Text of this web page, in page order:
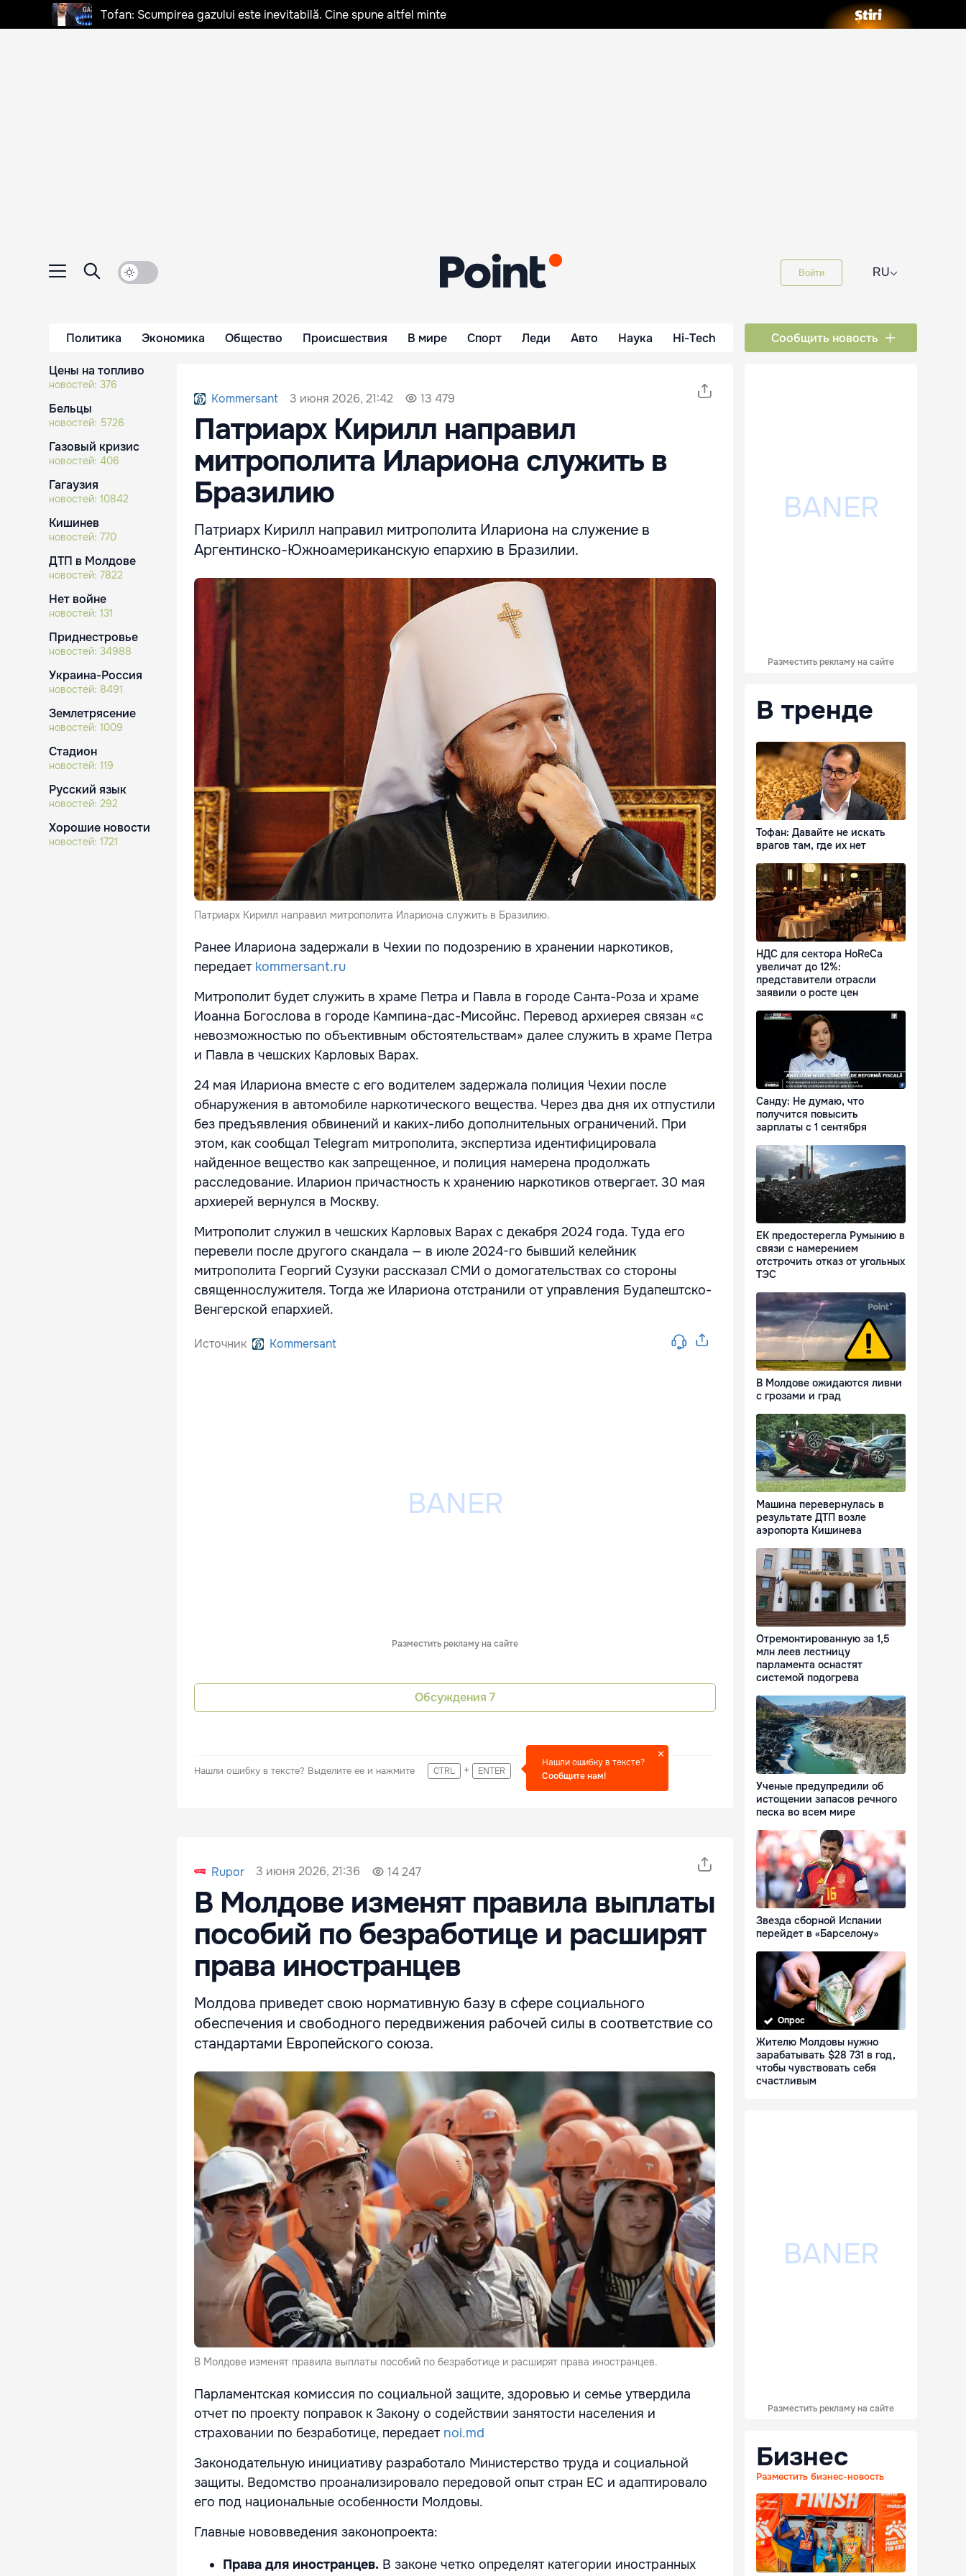
Tofan: Scumpirea gazului este inevitabilă. Cine spune altfel minte
Войти RU⌵
Политика Экономика Общество Происшествия В мире Спорт Леди Авто Наука Hi-Tech Сообщить новость
Цены на топливо
новостей: 376
Бельцы
новостей: 5726
Газовый кризис
новостей: 406
Гагаузия
новостей: 10842
Кишинев
новостей: 770
ДТП в Молдове
новостей: 7822
Нет войне
новостей: 131
Приднестровье
новостей: 34988
Украина-Россия
новостей: 8491
Землетрясение
новостей: 1009
Стадион
новостей: 119
Русский язык
новостей: 292
Хорошие новости
новостей: 1721
Kommersant 3 июня 2026, 21:42 13 479
Патриарх Кирилл направил
митрополита Илариона служить в
Бразилию
Патриарх Кирилл направил митрополита Илариона на служение в
Аргентинско-Южноамериканскую епархию в Бразилии.
Патриарх Кирилл направил митрополита Илариона служить в Бразилию.
Ранее Илариона задержали в Чехии по подозрению в хранении наркотиков,
передает kommersant.ru
Митрополит будет служить в храме Петра и Павла в городе Санта-Роза и храме
Иоанна Богослова в городе Кампина-дас-Мисойнс. Перевод архиерея связан «с
невозможностью по объективным обстоятельствам» далее служить в храме Петра
и Павла в чешских Карловых Варах.
24 мая Илариона вместе с его водителем задержала полиция Чехии после
обнаружения в автомобиле наркотического вещества. Через два дня их отпустили
без предъявления обвинений и каких-либо дополнительных ограничений. При
этом, как сообщал Telegram митрополита, экспертиза идентифицировала
найденное вещество как запрещенное, и полиция намерена продолжать
расследование. Иларион причастность к хранению наркотиков отвергает. 30 мая
архиерей вернулся в Москву.
Митрополит служил в чешских Карловых Варах с декабря 2024 года. Туда его
перевели после другого скандала — в июле 2024-го бывший келейник
митрополита Георгий Сузуки рассказал СМИ о домогательствах со стороны
священнослужителя. Тогда же Илариона отстранили от управления Будапештско-
Венгерской епархией.
Источник Kommersant
Разместить рекламу на сайте
Обсуждения 7
Нашли ошибку в тексте? Выделите ее и нажмите CTRL + ENTER
Нашли ошибку в тексте?
Сообщите нам!
Rupor 3 июня 2026, 21:36 14 247
В Молдове изменят правила выплаты
пособий по безработице и расширят
права иностранцев
Молдова приведет свою нормативную базу в сфере социального
обеспечения и свободного передвижения рабочей силы в соответствие со
стандартами Европейского союза.
В Молдове изменят правила выплаты пособий по безработице и расширят права иностранцев.
Парламентская комиссия по социальной защите, здоровью и семье утвердила
отчет по проекту поправок к Закону о содействии занятости населения и
страховании по безработице, передает noi.md
Законодательную инициативу разработало Министерство труда и социальной
защиты. Ведомство проанализировало передовой опыт стран ЕС и адаптировало
его под национальные особенности Молдовы.
Главные нововведения законопроекта:
Права для иностранцев. В законе четко определят категории иностранных
Разместить рекламу на сайте
В тренде
Тофан: Давайте не искать
врагов там, где их нет
НДС для сектора HoReCa
увеличат до 12%:
представители отрасли
заявили о росте цен
Санду: Не думаю, что
получится повысить
зарплаты с 1 сентября
ЕК предостерегла Румынию в
связи с намерением
отстрочить отказ от угольных
ТЭС
В Молдове ожидаются ливни
с грозами и град
Машина перевернулась в
результате ДТП возле
аэропорта Кишинева
Отремонтированную за 1,5
млн леев лестницу
парламента оснастят
системой подогрева
Ученые предупредили об
истощении запасов речного
песка во всем мире
Звезда сборной Испании
перейдет в «Барселону»
Опрос
Жителю Молдовы нужно
зарабатывать $28 731 в год,
чтобы чувствовать себя
счастливым
Разместить рекламу на сайте
Бизнес
Разместить бизнес-новость